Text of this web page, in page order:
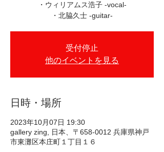
・ウィリアムス浩子 -vocal-
・北脇久士 -guitar-
受付停止
他のイベントを見る
日時・場所
2023年10月07日 19:30
gallery zing, 日本、〒658-0012 兵庫県神戸
市東灘区本庄町１丁目１６